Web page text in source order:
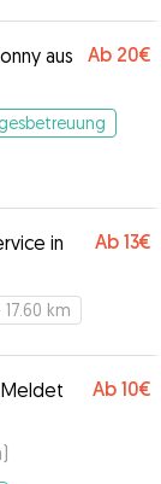
aus
Ab 20€
in
Ab 13€
17.60 km
Ab 10€
)